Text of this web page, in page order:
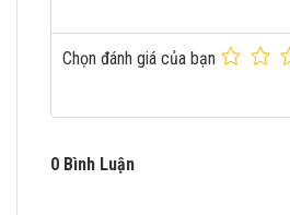
Chọn đánh giá của bạn
0 Bình Luận